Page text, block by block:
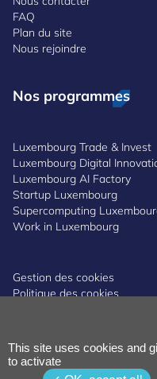
FAQ
Plan du site
Nous rejoindre
Nos programmes
Luxembourg Trade & Invest
Luxembourg Digital
Luxembourg AI Factory
Startup Luxembourg
Supercomputing
Work in Luxembourg
Gestion des cookies
Politique des cookies
Politique de lanceurs d'alerte
Accessibilité
This site uses cookies and
to activate